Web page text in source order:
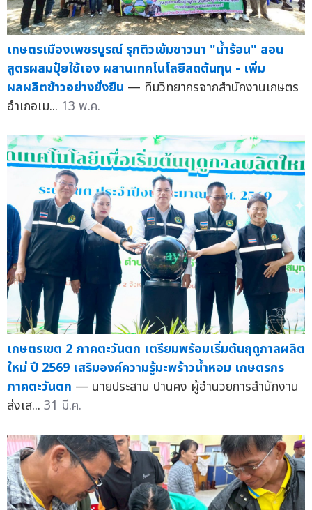
เกษตรเมืองเพชรบูรณ์ รุกติวเข้มชาวนา "น้ำร้อน" สอน
สูตรผสมปุ๋ยใช้เอง ผสานเทคโนโลยีลดต้นทุน - เพิ่ม
ผลผลิตข้าวอย่างยั่งยืน — ทีมวิทยากรจากสำนักงานเกษตร
อำเภอเม... 13 พ.ค.
เกษตรเขต 2 ภาคตะวันตก เตรียมพร้อมเริ่มต้นฤดูกาลผลิต
ใหม่ ปี 2569 เสริมองค์ความรู้มะพร้าวน้ำหอม เกษตรกร
ภาคตะวันตก — นายประสาน ปานคง ผู้อำนวยการสำนักงาน
ส่งเส... 31 มี.ค.